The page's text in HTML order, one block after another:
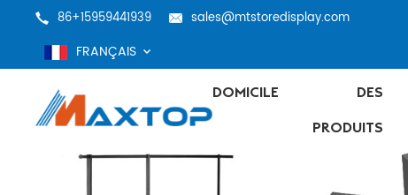
86+15959441939 sales@mtstoredisplay.com
FRANÇAIS
DOMICILE
DES
PRODUITS